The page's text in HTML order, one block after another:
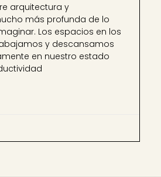
arquitectura y
más profunda de lo
Los espacios en los
y descansamos
en nuestro estado